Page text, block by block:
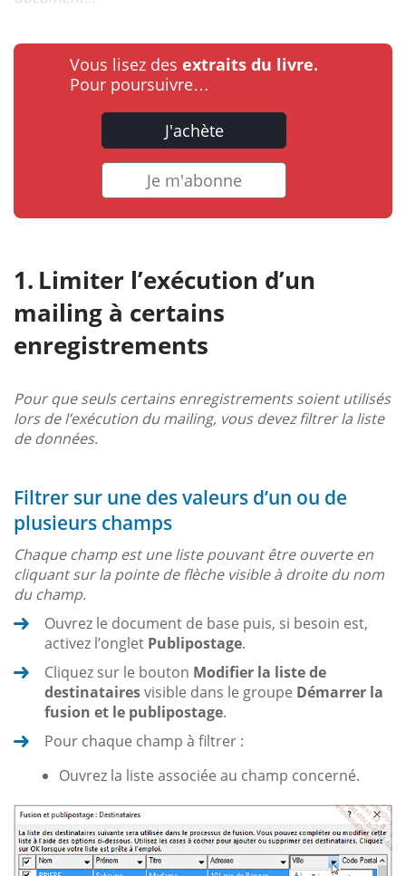
Vous lisez des extraits du livre.
Pour poursuivre…
J'achète
Je m'abonne
Limiter l’exécution d’un
mailing à certains
enregistrements
Pour que seuls certains enregistrements soient utilisés
lors de l’exécution du mailing, vous devez filtrer la liste
de données.
Filtrer sur une des valeurs d’un ou de
plusieurs champs
Chaque champ est une liste pouvant être ouverte en
cliquant sur la pointe de flèche visible à droite du nom
du champ.
Ouvrez le document de base puis, si besoin est,
activez l’onglet Publipostage.
Cliquez sur le bouton Modifier la liste de
destinatairesvisible dans le groupe Démarrer la
fusion et le publipostage.
Pour chaque champ à filtrer :
Ouvrez la liste associée au champ concerné.